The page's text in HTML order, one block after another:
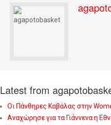
Latest from
Οι Πάνθηρες Καβάλας στην
Αναχώρησε για τα Γιάννενα η